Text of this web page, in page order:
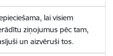
lai visiem
ziņojumus pēc tam,
un aizvēruši tos.